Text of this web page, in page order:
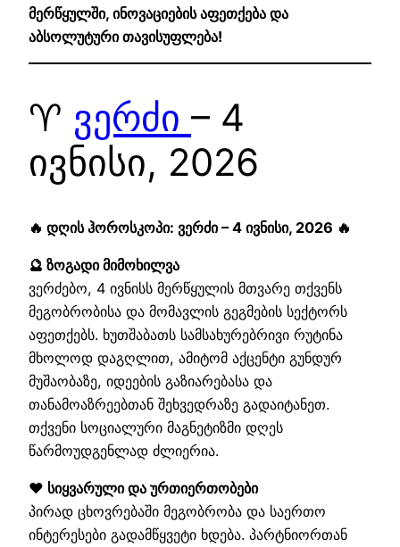
მერწყულში, ინოვაციების აფეთქება და
აბსოლუტური თავისუფლება!
♈ ვერძი – 4
ივნისი, 2026
🔥 დღის ჰოროსკოპი: ვერძი – 4 ივნისი, 2026 🔥
🔮 ზოგადი მიმოხილვა
ვერძებო, 4 ივნისს მერწყულის მთვარე თქვენს
მეგობრობისა და მომავლის გეგმების სექტორს
აფეთქებს. ხუთშაბათს სამსახურებრივი რუტინა
მხოლოდ დაგღლით, ამიტომ აქცენტი გუნდურ
მუშაობაზე, იდეების გაზიარებასა და
თანამოაზრეებთან შეხვედრაზე გადაიტანეთ.
თქვენი სოციალური მაგნეტიზმი დღეს
წარმოუდგენლად ძლიერია.
❤️ სიყვარული და ურთიერთობები
პირად ცხოვრებაში მეგობრობა და საერთო
ინტერესები გადამწყვეტი ხდება. პარტნიორთან